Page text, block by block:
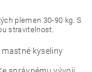
plemen 30-90 kg. S
stravitelnost.
mastné kyseliny